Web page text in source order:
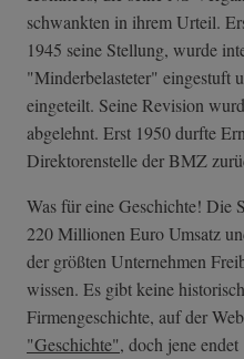
schwankten in ihrem Urteil.
1945 seine Stellung, wurde
"Minderbelasteter" eingestuft
eingeteilt. Seine Revision
abgelehnt. Erst 1950 durfte
Direktorenstelle der BMZ
Was für eine Geschichte!
220 Millionen Euro Umsatz
der größten Unternehmen
wissen. Es gibt keine
Firmengeschichte, auf der
"Geschichte", doch jene